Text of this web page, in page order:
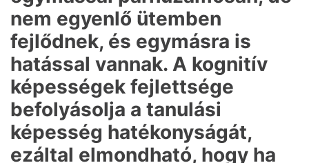
nem egyenlő ütemben
fejlődnek, és egymásra is
hatással vannak. A kognitív
képességek fejlettsége
befolyásolja a tanulási
képesség hatékonyságát,
ezáltal elmondható, hogy ha